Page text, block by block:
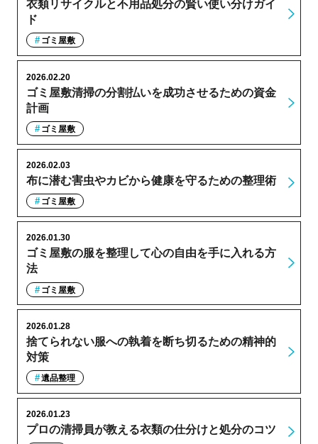
衣類リサイクルと不用品処分の賢い使い分けガイ
ド
ゴミ屋敷
ゴミ屋敷清掃の分割払いを成功させるための資金
計画
2026.02.20
ゴミ屋敷
布に潜む害虫やカビから健康を守るための整理術
2026.02.03
ゴミ屋敷
ゴミ屋敷の服を整理して心の自由を手に入れる方
法
2026.01.30
ゴミ屋敷
捨てられない服への執着を断ち切るための精神的
対策
2026.01.28
遺品整理
プロの清掃員が教える衣類の仕分けと処分のコツ
2026.01.23